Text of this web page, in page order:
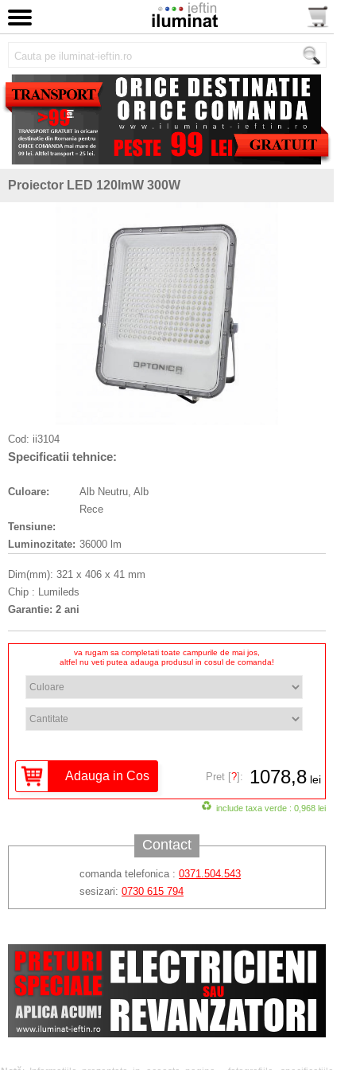
Proiector LED 120lmW 300W
Cod: ii3104
Specificatii tehnice:
Culoare:
Alb Neutru, Alb
Rece
Tensiune:
Luminozitate: 36000 lm
Dim(mm): 321 x 406 x 41 mm
Chip : Lumileds
Garantie: 2 ani
va rugam sa completati toate campurile de mai jos,
altfel nu veti putea adauga produsul in cosul de comanda!
Pret [?]: 1078,8 lei
include taxa verde : 0,968 lei
Contact
comanda telefonica : 0371.504.543
sesizari: 0730 615 794